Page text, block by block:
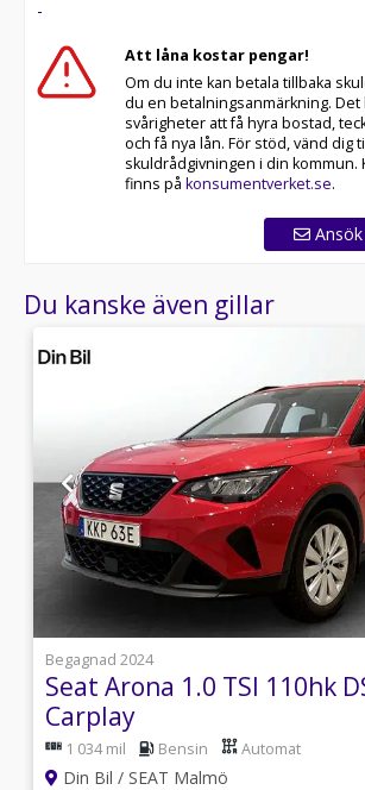
-
Att låna kostar pengar!
Om du inte kan betala tillbaka
du en betalningsanmärkning. Det
svårigheter att få hyra bostad,
och få nya lån. För stöd, vänd dig
skuldrådgivningen i din kommun.
finns på konsumentverket.se.
Du kanske även gillar
Begagnad 2024
Seat Arona 1.0 TSI 110hk
Carplay
1 034 mil Bensin Automat
Din Bil / SEAT Malmö